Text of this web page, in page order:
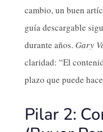
cambio, un buen
guía descargable
durante años. Gary
claridad: “El
plazo que puede
Pilar 2: